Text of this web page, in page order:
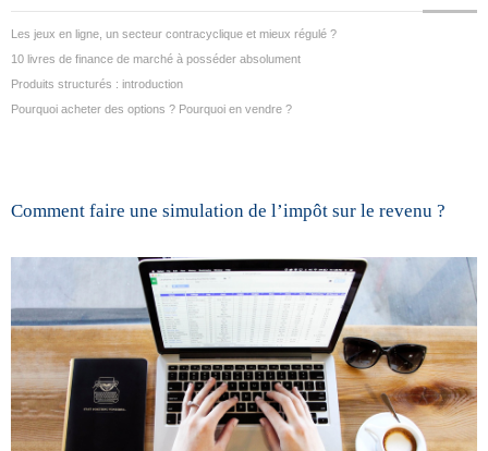
Les jeux en ligne, un secteur contracyclique et mieux régulé ?
10 livres de finance de marché à posséder absolument
Produits structurés : introduction
Pourquoi acheter des options ? Pourquoi en vendre ?
Comment faire une simulation de l’impôt sur le revenu ?